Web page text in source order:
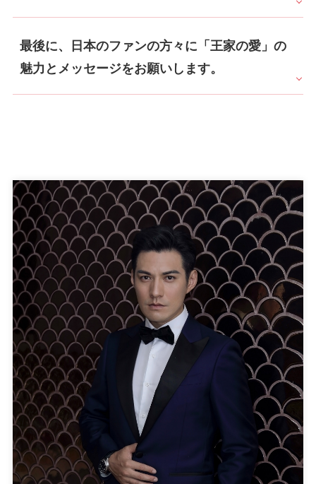
最後に、日本のファンの方々に「王家の愛」の
魅力とメッセージをお願いします。